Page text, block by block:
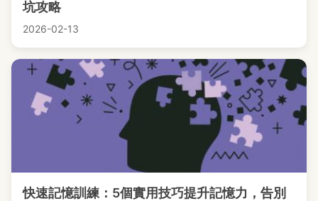
坑攻略
2026-02-13
快速記憶訓練：5個實用技巧提升記憶力，告別